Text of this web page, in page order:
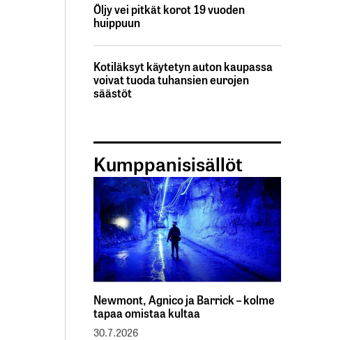
Öljy vei pitkät korot 19 vuoden
huippuun
Kotiläksyt käytetyn auton kaupassa
voivat tuoda tuhansien eurojen
säästöt
Kumppanisisällöt
Newmont, Agnico ja Barrick – kolme
tapaa omistaa kultaa
30.7.2026